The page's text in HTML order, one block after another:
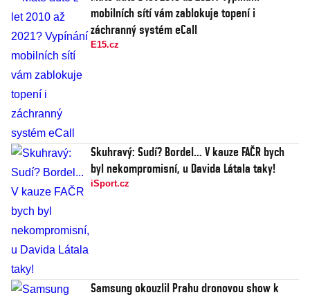
mobilních sítí vám zablokuje topení i
záchranný systém eCall
E15.cz
Skuhravý: Sudí? Bordel... V kauze FAČR bych
byl nekompromisní, u Davida Látala taky!
iSport.cz
Samsung okouzlil Prahu dronovou show k